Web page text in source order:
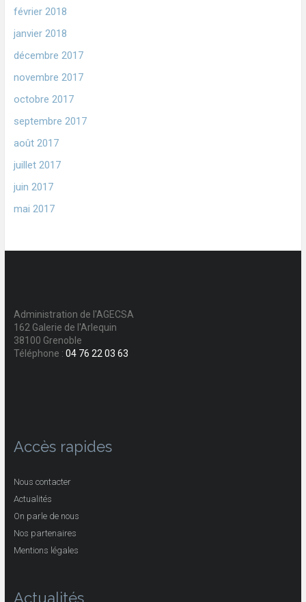
février 2018
janvier 2018
décembre 2017
novembre 2017
octobre 2017
septembre 2017
août 2017
juillet 2017
juin 2017
mai 2017
Administration de l'AGECSA
162 Galerie de l'Arlequin
38100 Grenoble
Téléphone : 04 76 22 03 63
Accès rapides
Nous contacter
Actualités
On parle de nous
Nos partenaires
Mentions légales
Actualités